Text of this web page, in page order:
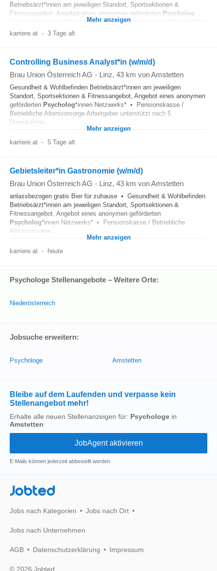
Betriebsärzt*innen am jeweiligen Standort, Sportsektionen &
Fitnessangebot, Angebot eines anonymen geförderten Psycholog
Mehr anzeigen
karriere.at - 3 Tage alt
Controlling Business Analyst*in (w/m/d)
Brau Union Österreich AG - Linz, 43 km von Amstetten
Gesundheit & Wohlbefinden Betriebsärzt*innen am jeweiligen
Standort, Sportsektionen & Fitnessangebot, Angebot eines anonymen
geförderten Psycholog*innen Netzwerks* • Pensionskasse /
Betriebliche Altersvorsorge Arbeitgeber unterstützt nach 5
Dienstjahren...
Mehr anzeigen
karriere.at - 5 Tage alt
Gebietsleiter*in Gastronomie (w/m/d)
Brau Union Österreich AG - Linz, 43 km von Amstetten
anlassbezogen gratis Bier für zuhause • Gesundheit & Wohlbefinden
Betriebsärzt*innen am jeweiligen Standort, Sportsektionen &
Fitnessangebot, Angebot eines anonymen geförderten
Psycholog*innen Netzwerks* • Pensionskasse / Betriebliche
Altersvorsorge...
Mehr anzeigen
karriere.at - heute
Psychologe Stellenangebote – Weitere Orte:
Niederösterreich
Jobsuche erweitern:
Psychologe Amstetten
Bleibe auf dem Laufenden und verpasse kein
Stellenangebot mehr!
Erhalte alle neuen Stellenanzeigen für: Psychologe in
Amstetten
E-Mails können jederzeit abbestellt werden.
Jobted
Jobs nach Kategorien Jobs nach Ort
Jobs nach Unternehmen
AGB Datenschutzerklärung Impressum
© 2026 Jobted